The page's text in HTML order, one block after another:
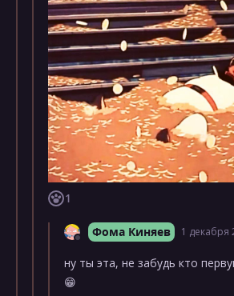
1
Фома Киняев 1 декабря
ну ты эта, не забудь кто
😁